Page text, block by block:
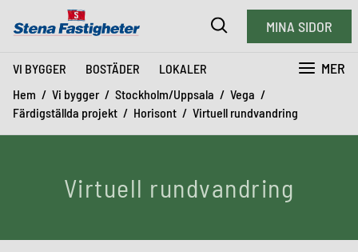
VI BYGGER BOSTÄDER LOKALER MER
MINA SIDOR
Hem Vi bygger Stockholm/Uppsala
Vega
Färdigställda projekt
Horisont Virtuell rundvandring
Virtuell rundvandring